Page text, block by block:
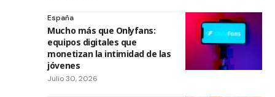
España
Mucho más que Onlyfans:
equipos digitales que
monetizan la intimidad de las
jóvenes
Julio 30, 2026